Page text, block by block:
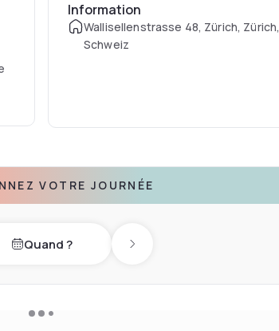
Information
Wallisellenstrasse 48, Zürich, Zürich,
Schweiz
VOTRE JOURNÉE
Quand ? Next day